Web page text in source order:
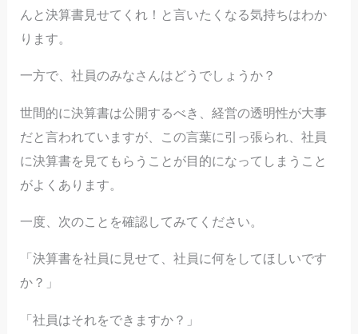
んと決算書見せてくれ！と言いたくなる気持ちはわか
ります。
一方で、社員のみなさんはどうでしょうか？
世間的に決算書は公開するべき、経営の透明性が大事
だと言われていますが、この言葉に引っ張られ、社員
に決算書を見てもらうことが目的になってしまうこと
がよくあります。
一度、次のことを確認してみてください。
「決算書を社員に見せて、社員に何をしてほしいです
か？」
「社員はそれをできますか？」